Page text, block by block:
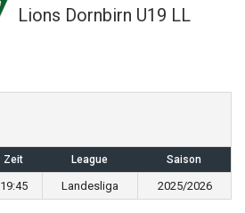
Lions Dornbirn U19 LL
Zeit League Saison
19:45 Landesliga 2025/2026